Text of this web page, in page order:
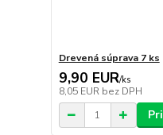
Drevená súprava 7 ks
9,90 EUR/ks
8,05 EUR bez DPH